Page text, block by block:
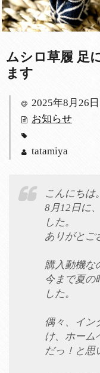
ムシロ草履 足
ます
2025年8月26日
お知らせ
tatamiya
こんにち
8月12日に
した。
ありがとご
購入動機な
今まで夏の
した。
偶々、イン
け、ホーム
だっ！と思